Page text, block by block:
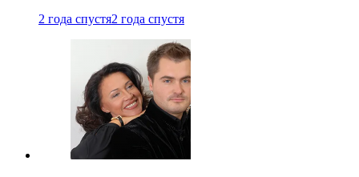
2 года спустя2 года спустя